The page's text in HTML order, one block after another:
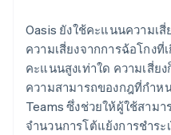
Oasis ยังใช้คะแนนความเสี่
ความเสี่ยงจากการฉ้อโกงที่
คะแนนสูงเท่าใด ความเสี่ย
ความสามารถของกฎที่กำหน
Teams ซึ่งช่วยให้ผู้ใช้สาม
จำนวนการโต้แย้งการชำร